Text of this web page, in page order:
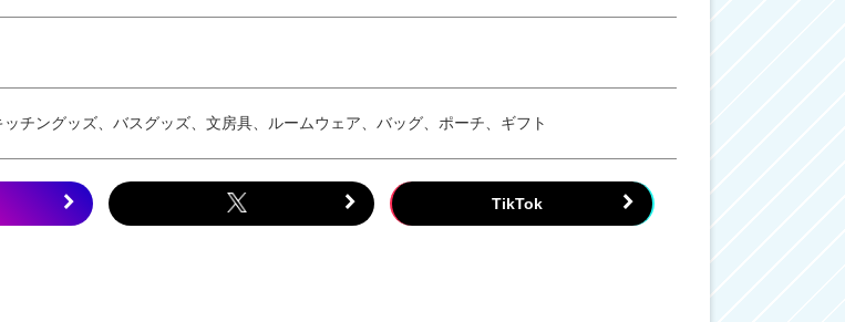
チングッズ、バスグッズ、文房具、ルームウェア、バッグ、ポーチ、ギフト